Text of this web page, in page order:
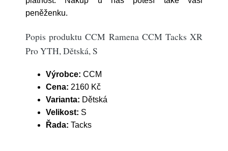
peněženku.
Popis produktu CCM Ramena CCM Tacks XR
Pro YTH, Dětská, S
Výrobce: CCM
Cena: 2160 Kč
Varianta: Dětská
Velikost: S
Řada: Tacks